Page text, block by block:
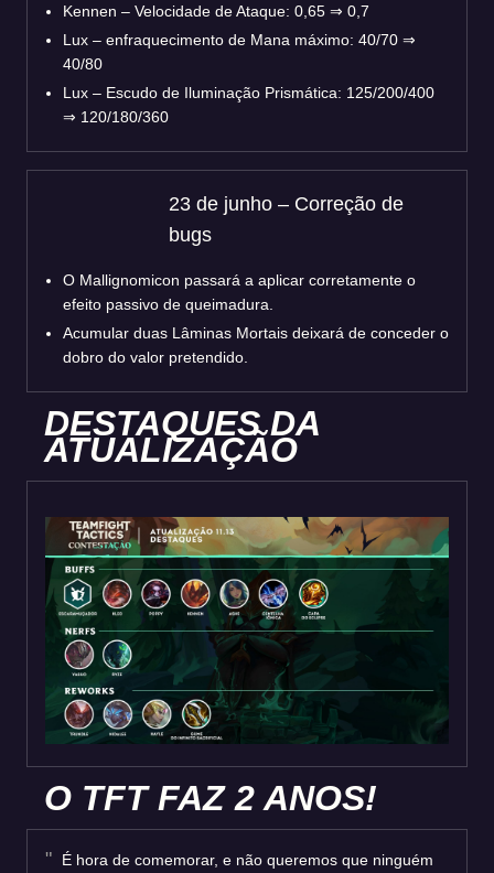
Kennen – Velocidade de Ataque: 0,65 ⇒ 0,7
Lux – enfraquecimento de Mana máximo: 40/70 ⇒
40/80
Lux – Escudo de Iluminação Prismática: 125/200/400
⇒ 120/180/360
23 de junho – Correção de
bugs
O Mallignomicon passará a aplicar corretamente o
efeito passivo de queimadura.
Acumular duas Lâminas Mortais deixará de conceder o
dobro do valor pretendido.
DESTAQUES DA
ATUALIZAÇÃO
O TFT FAZ 2 ANOS!
É hora de comemorar, e não queremos que ninguém